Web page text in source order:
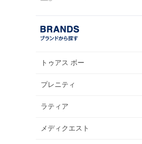
トゥアス ボー
プレニティ
ラティア
メディクエスト